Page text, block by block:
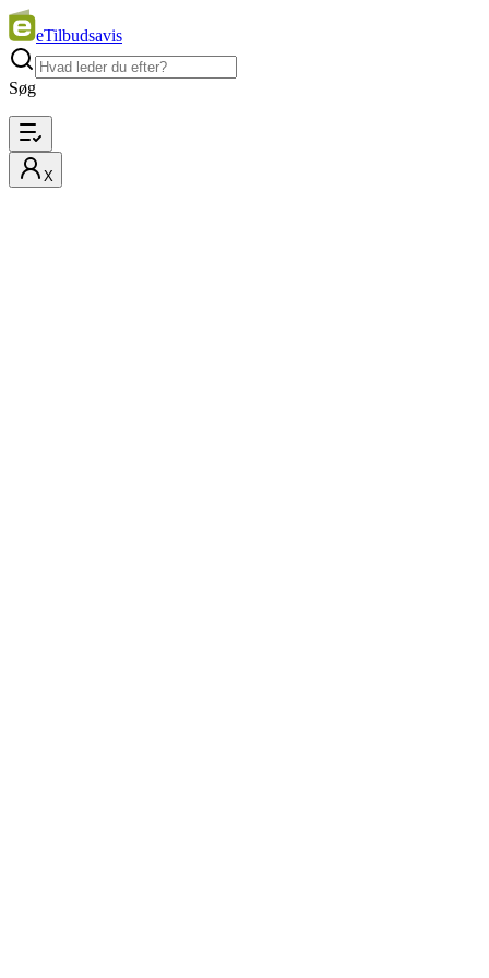
eTilbudsavis
Søg
X